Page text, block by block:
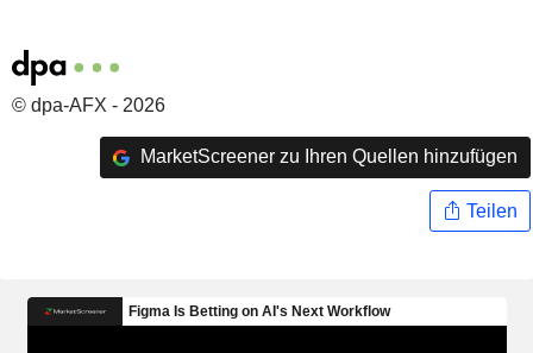
© dpa-AFX - 2026
MarketScreener zu Ihren Quellen hinzufügen
Teilen